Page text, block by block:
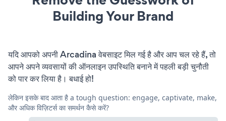
Building Your Brand
यदि आपको अपनी Arcadina वेबसाइट मिल गई है और आप चल रहे हैं, तो
आपने अपने व्यवसायों की ऑनलाइन उपस्थिति बनाने में पहली बड़ी चुनौती
को पार कर लिया है। बधाई हो!
लेकिन इसके बाद आता है a tough question: engage, captivate, make,
और अधिक विज़िटर्स का समर्थन कैसे करें?